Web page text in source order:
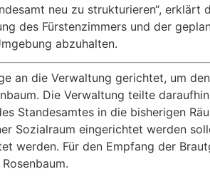
neu zu strukturieren“,
des Fürstenzimmers und der
abzuhalten.
an die Verwaltung gerichtet, um
Die Verwaltung teilte
Standesamtes in die bisherigen
Sozialraum eingerichtet werden
werden. Für den Empfang der